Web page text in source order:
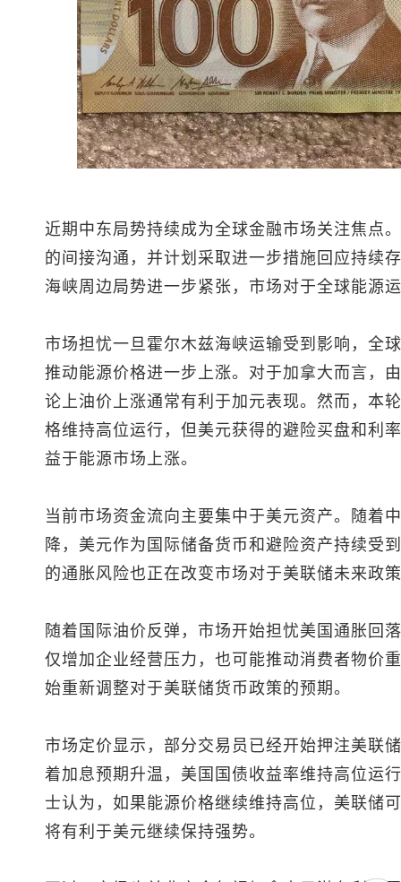
近期中东局势持续成为全球金融市场关注焦点
的间接沟通，并计划采取进一步措施回应持续
海峡周边局势进一步紧张，市场对于全球能源
市场担忧一旦霍尔木兹海峡运输受到影响，全球
推动能源价格进一步上涨。对于加拿大而言，
论上油价上涨通常有利于加元表现。然而，本
格维持高位运行，但美元获得的避险买盘和利
益于能源市场上涨。
当前市场资金流向主要集中于美元资产。随着
降，美元作为国际储备货币和避险资产持续受
的通胀风险也正在改变市场对于美联储未来政
随着国际油价反弹，市场开始担忧美国通胀回
仅增加企业经营压力，也可能推动消费者物价
始重新调整对于美联储货币政策的预期。
市场定价显示，部分交易员已经开始押注美联
着加息预期升温，美国国债收益率维持高位运
士认为，如果能源价格继续维持高位，美联储
将有利于美元继续保持强势。